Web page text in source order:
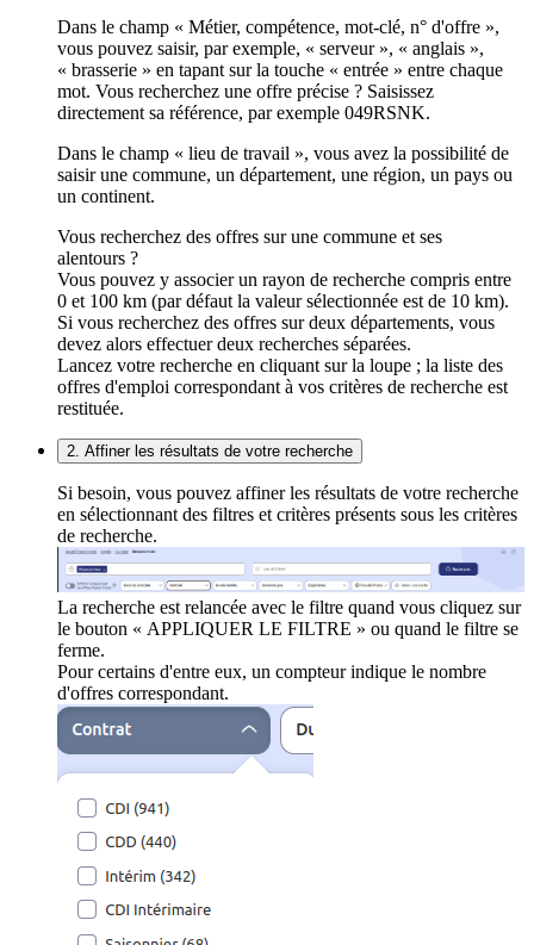
Dans le champ « Métier, compétence, mot-clé, n° d'offre »,
vous pouvez saisir, par exemple, « serveur », « anglais »,
« brasserie » en tapant sur la touche « entrée » entre chaque
mot. Vous recherchez une offre précise ? Saisissez
directement sa référence, par exemple 049RSNK.
Dans le champ « lieu de travail », vous avez la possibilité de
saisir une commune, un département, une région, un pays ou
un continent.
Vous recherchez des offres sur une commune et ses
alentours ?
Vous pouvez y associer un rayon de recherche compris entre
0 et 100 km (par défaut la valeur sélectionnée est de 10 km).
Si vous recherchez des offres sur deux départements, vous
devez alors effectuer deux recherches séparées.
Lancez votre recherche en cliquant sur la loupe ; la liste des
offres d'emploi correspondant à vos critères de recherche est
restituée.
2. Affiner les résultats de votre recherche
Si besoin, vous pouvez affiner les résultats de votre recherche
en sélectionnant des filtres et critères présents sous les critères
de recherche.
La recherche est relancée avec le filtre quand vous cliquez sur
le bouton « APPLIQUER LE FILTRE » ou quand le filtre se
ferme.
Pour certains d'entre eux, un compteur indique le nombre
d'offres correspondant.